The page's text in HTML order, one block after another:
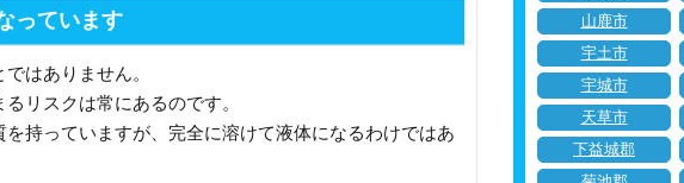
っています
はありません。
リスクは常にあるのです。
持っていますが、完全に溶けて液体になるわけではあ
山鹿市
宇土市
宇城市
天草市
下益城郡